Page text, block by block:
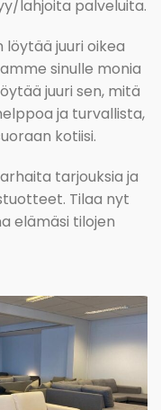
lahjoita palveluita.
löytää juuri oikea
sinulle monia
juuri sen, mitä
ja turvallista,
kotiisi.
tarjouksia ja
Tilaa nyt
elämäsi tilojen